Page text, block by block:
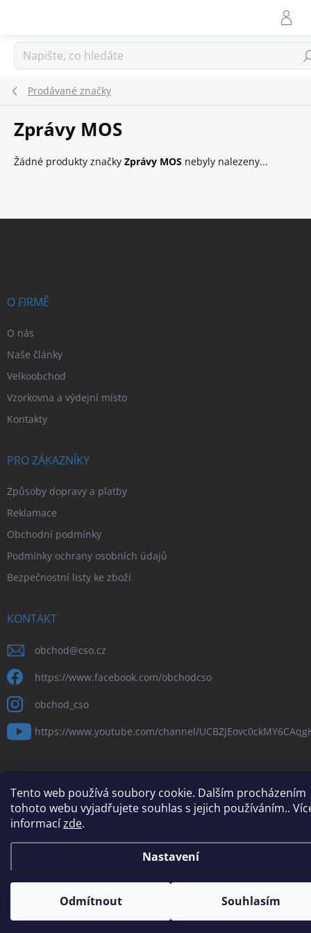
Tento web používá soubory cookie. Dalším procházením
tohoto webu vyjadřujete souhlas s jejich používáním..
informacízde.
Nastavení
Odmítnout Souhlasím
Prodávané značky
Zprávy MOS
Žádné produkty značky Zprávy MOS nebyly nalezeny...
O FIRMĚ
O nás
Naše články
Velkoobchod
Vzorkovna a výdejní místo
Kontakty
PRO ZÁKAZNÍKY
Způsoby dopravy a platby
Reklamace
Obchodní podmínky
Podmínky ochrany osobních údajů
Bezpečnostní listy ke zboží
KONTAKT
obchod@cso.cz
https://www.facebook.com/obchodcso
obchod_cso
https://www.youtube.com/channel/
Copyright 2026Obchod a služby ČSO, s.r.o . Všechna práva vyhrazena.